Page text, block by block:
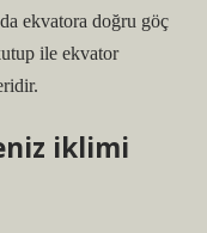
ekvatora doğru göç
ile ekvator
iklimi